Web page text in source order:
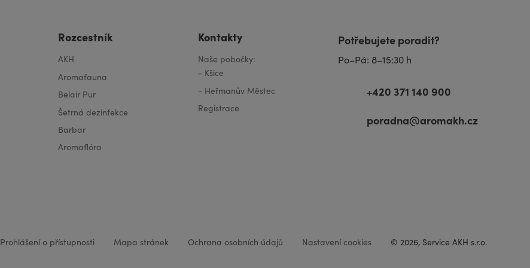
Rozcestník
AKH
Aromafauna
Belair Pur
Šetrná dezinfekce
Barbar
Aromaflóra
Kontakty
Naše pobočky:
- Kšice
- Heřmanův Městec
Registrace
Potřebujete poradit?
Po–Pá: 8–15:30 h
+420 371 140 900
poradna@aromakh.cz
Prohlášení o přístupnosti Mapa stránek Ochrana osobních údajů Nastavení cookies © 2026, Service AKH s.r.o.